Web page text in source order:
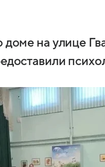
на улице